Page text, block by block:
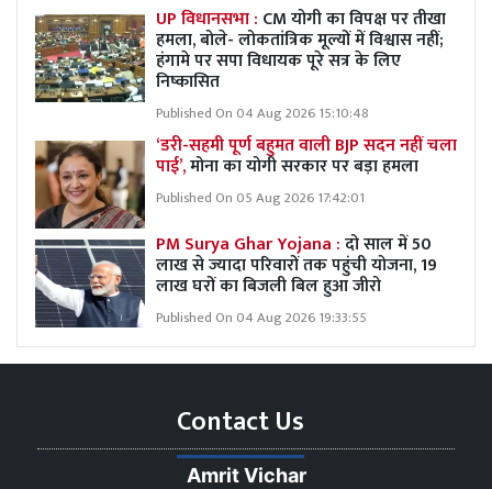
UP विधानसभा : CM योगी का विपक्ष पर तीखा
हमला, बोले- लोकतांत्रिक मूल्यों में विश्वास नहीं;
हंगामे पर सपा विधायक पूरे सत्र के लिए
निष्कासित
Published On 04 Aug 2026 15:10:48
‘डरी-सहमी पूर्ण बहुमत वाली BJP सदन नहीं चला
पाई’,मोना का योगी सरकार पर बड़ा हमला
Published On 05 Aug 2026 17:42:01
PM Surya Ghar Yojana :दो साल में 50
लाख से ज्यादा परिवारों तक पहुंची योजना, 19
लाख घरों का बिजली बिल हुआ जीरो
Published On 04 Aug 2026 19:33:55
Contact Us
Amrit Vichar